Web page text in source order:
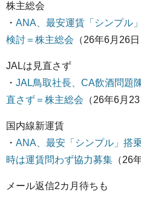
株主総会
・ ANA、最安運賃「シンプル
検討＝株主総会 （26年6月26日
JALは見直さず
・ JAL鳥取社長、CA飲酒問
直さず＝株主総会 （26年6月23
国内線新運賃
・ ANA、最安「シンプル」搭
時は運賃問わず協力募集 （26
メール返信2カ月待ちも